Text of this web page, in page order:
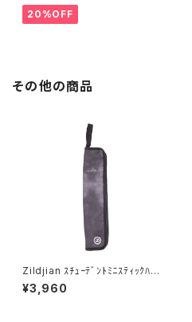
20%OFF
その他の商品
Zildjian ｽﾁｭｰﾃﾞﾝﾄﾐﾆｽﾃｨｯｸﾊﾞｯ
ｸ ﾌﾞﾗｯｸﾚｲﾝｸﾗｳﾄﾞ ZXSB001
01
¥3,960